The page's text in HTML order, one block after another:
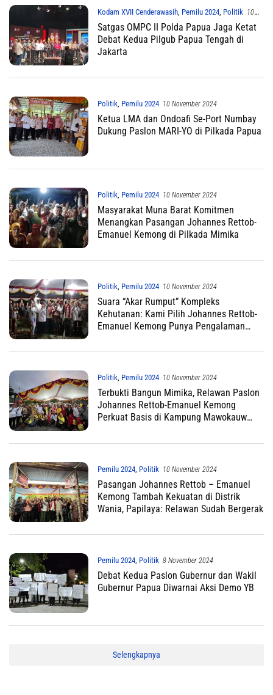
Kodam XVII Cenderawasih, Pemilu 2024, Politik 10
November 2024
Satgas OMPC II Polda Papua Jaga Ketat
Debat Kedua Pilgub Papua Tengah di
Jakarta
Politik, Pemilu 2024 10 November 2024
Ketua LMA dan Ondoafi Se-Port Numbay
Dukung Paslon MARI-YO di Pilkada Papua
Politik, Pemilu 2024 10 November 2024
Masyarakat Muna Barat Komitmen
Menangkan Pasangan Johannes Rettob-
Emanuel Kemong di Pilkada Mimika
Politik, Pemilu 2024 10 November 2024
Suara “Akar Rumput” Kompleks
Kehutanan: Kami Pilih Johannes Rettob-
Emanuel Kemong Punya Pengalaman
Politik, Pemilu 2024 10 November 2024
Terbukti Bangun Mimika, Relawan Paslon
Johannes Rettob-Emanuel Kemong
Perkuat Basis di Kampung Mawokauw
Pemilu 2024, Politik 10 November 2024
Pasangan Johannes Rettob – Emanuel
Kemong Tambah Kekuatan di Distrik
Wania, Papilaya: Relawan Sudah Bergerak
Pemilu 2024, Politik 8 November 2024
Debat Kedua Paslon Gubernur dan Wakil
Gubernur Papua Diwarnai Aksi Demo YB
Selengkapnya